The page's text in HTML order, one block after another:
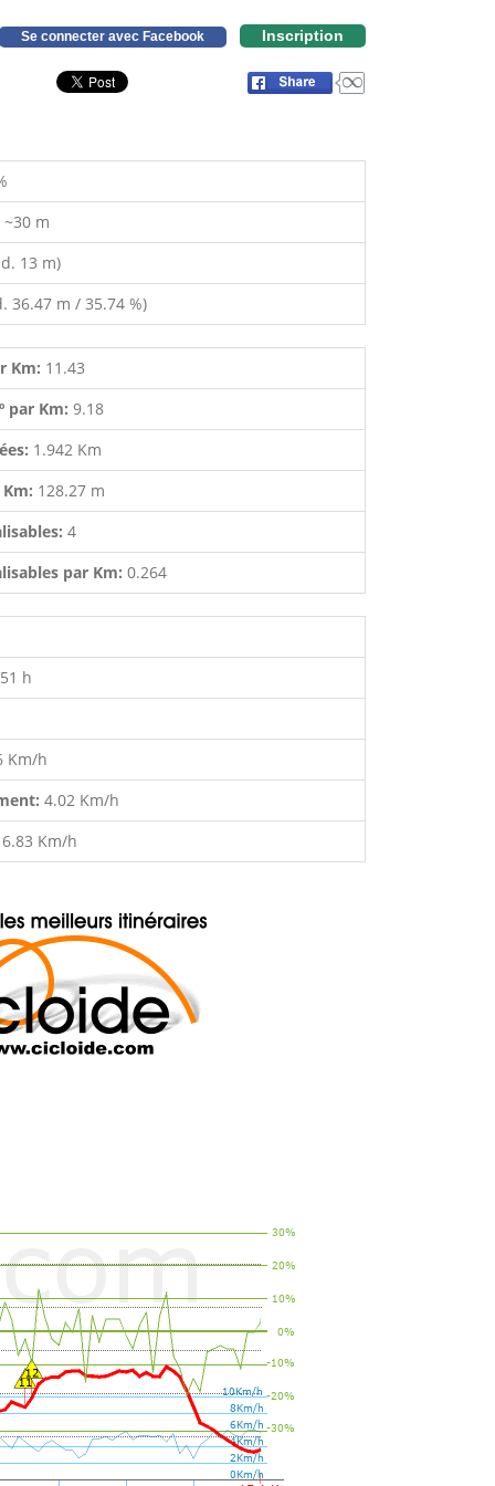
Se connecter avec Facebook Inscription
~30 m
13 m)
36.47 m / 35.74 %)
Km: 11.43
par Km: 9.18
1.942 Km
128.27 m
4
par Km: 0.264
h
Km/h
4.02 Km/h
6.83 Km/h